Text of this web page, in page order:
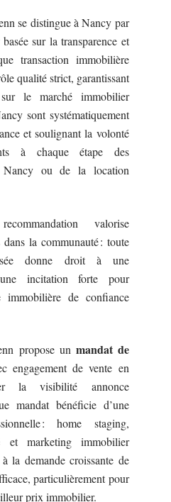
se distingue à Nancy par
basée sur la transparence et
transaction immobilière
qualité strict, garantissant
le marché immobilier
sont systématiquement
et soulignant la volonté
à chaque étape des
Nancy ou de la location
valorise
la communauté : toute
donne droit à une
incitation forte pour
immobilière de confiance
propose un mandat de
engagement de vente en
la visibilité annonce
mandat bénéficie d’une
: home staging,
et marketing immobilier
la demande croissante de
particulièrement pour
prix immobilier.